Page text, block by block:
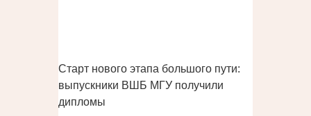
Старт нового этапа большого пути:
выпускники ВШБ МГУ получили
дипломы